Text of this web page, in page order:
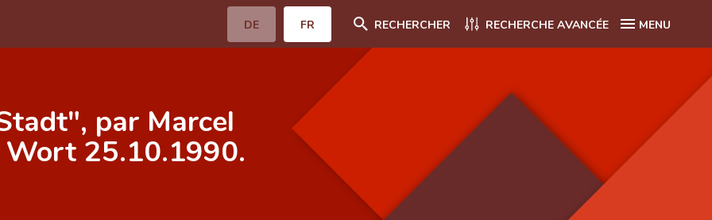
DE FR RECHERCHER RECHERCHE AVANCÉE MENU
par Marcel
Wort 25.10.1990.